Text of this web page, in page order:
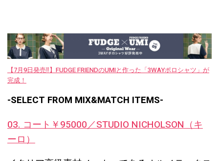
【7月9日発売‼︎】FUDGE FRIENDのUMIと作った「3WAYポロシャツ」が
完成！
-SELECT FROM MIX&MATCH ITEMS-
03. コート￥95000／STUDIO NICHOLSON（キ
ーロ）